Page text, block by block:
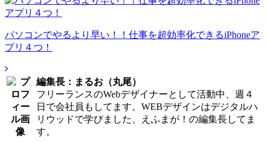
パソコンでやるより早い！！仕事を超効率化できるiPhoneア
プリ４つ！
編集長：まるお（丸尾）
フリーランスのWebデザイナーとして活動中、週４
日で会社員もしてます。WEBデザインはデジタルハ
リウッドで学びました、えふまが！の編集長してま
す。